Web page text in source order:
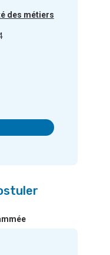
des métiers